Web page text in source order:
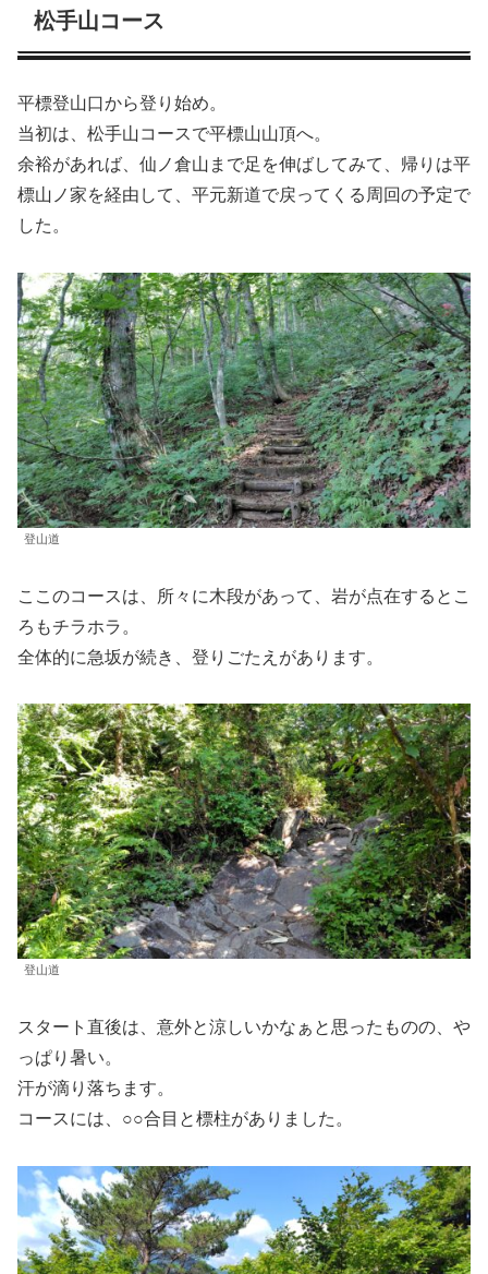
松手山コース
平標登山口から登り始め。
当初は、松手山コースで平標山山頂へ。
余裕があれば、仙ノ倉山まで足を伸ばしてみて、帰りは平
標山ノ家を経由して、平元新道で戻ってくる周回の予定で
した。
登山道
ここのコースは、所々に木段があって、岩が点在するとこ
ろもチラホラ。
全体的に急坂が続き、登りごたえがあります。
登山道
スタート直後は、意外と涼しいかなぁと思ったものの、や
っぱり暑い。
汗が滴り落ちます。
コースには、○○合目と標柱がありました。